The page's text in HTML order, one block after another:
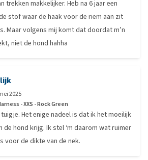
trekken makkelijker. Heb na 6 jaar een
stof waar de haak voor de riem aan zit
Maar volgens mij komt dat doordat m’n
niet de hond hahha
2025
- XXS - Rock Green
Het enige nadeel is dat ik het moeilijk
hond krijg. Ik stel ‘m daarom wat ruimer
voor de dikte van de nek.